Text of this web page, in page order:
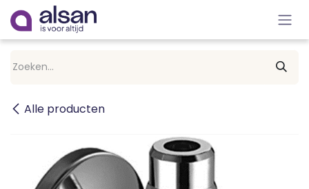
Overslaan naar inhoud
Alle producten